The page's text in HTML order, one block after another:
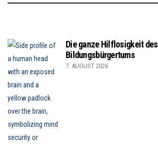
Die ganze Hilflosigkeit des
Bildungsbürgertums
7. AUGUST 2026